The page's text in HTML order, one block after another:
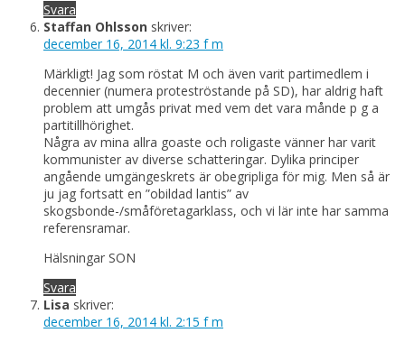
Svara
Staffan Ohlsson skriver:
december 16, 2014 kl. 9:23 f m
Märkligt! Jag som röstat M och även varit partimedlem i
decennier (numera proteströstande på SD), har aldrig haft
problem att umgås privat med vem det vara månde p g a
partitillhörighet.
Några av mina allra goaste och roligaste vänner har varit
kommunister av diverse schatteringar. Dylika principer
angående umgängeskrets är obegripliga för mig. Men så är
ju jag fortsatt en ”obildad lantis” av
skogsbonde-/småföretagarklass, och vi lär inte har samma
referensramar.
Hälsningar SON
Svara
Lisa skriver:
december 16, 2014 kl. 2:15 f m